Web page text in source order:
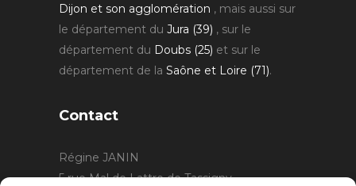
Dijon et son agglomération , mais aussi sur
le département du Jura (39) , sur le
département du Doubs (25) et sur le
département de la Saône et Loire (71).
Contact
Régine JANIN
5 rue Mal de Lattre de Tassigny